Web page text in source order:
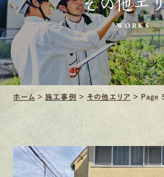
口コミ・レビュー紹介
会社案内
募集要項
WORKS
ホーム >施工事例 > その他エリア > Page